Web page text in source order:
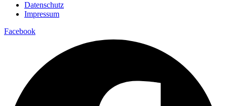
Datenschutz
Impressum
Facebook